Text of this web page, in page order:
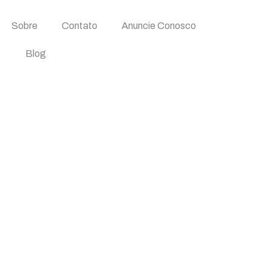
Sobre Contato Anuncie Conosco
Blog